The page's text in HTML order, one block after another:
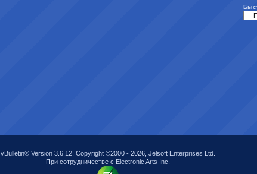
vBulletin® Version 3.6.12. Copyright ©2000 - 2026, Jelsoft Enterprises Ltd.
При сотрудничестве с Electronic Arts Inc.